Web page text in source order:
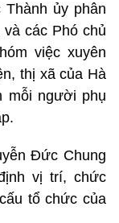
ủy phân
các Phó chủ
việc xuyên
thị xã của Hà
mỗi người phụ
Đức Chung
vị trí, chức
tổ chức của